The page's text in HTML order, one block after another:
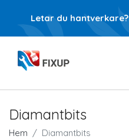
Letar du hantverkare?
Diamantbits
Hem Diamantbits